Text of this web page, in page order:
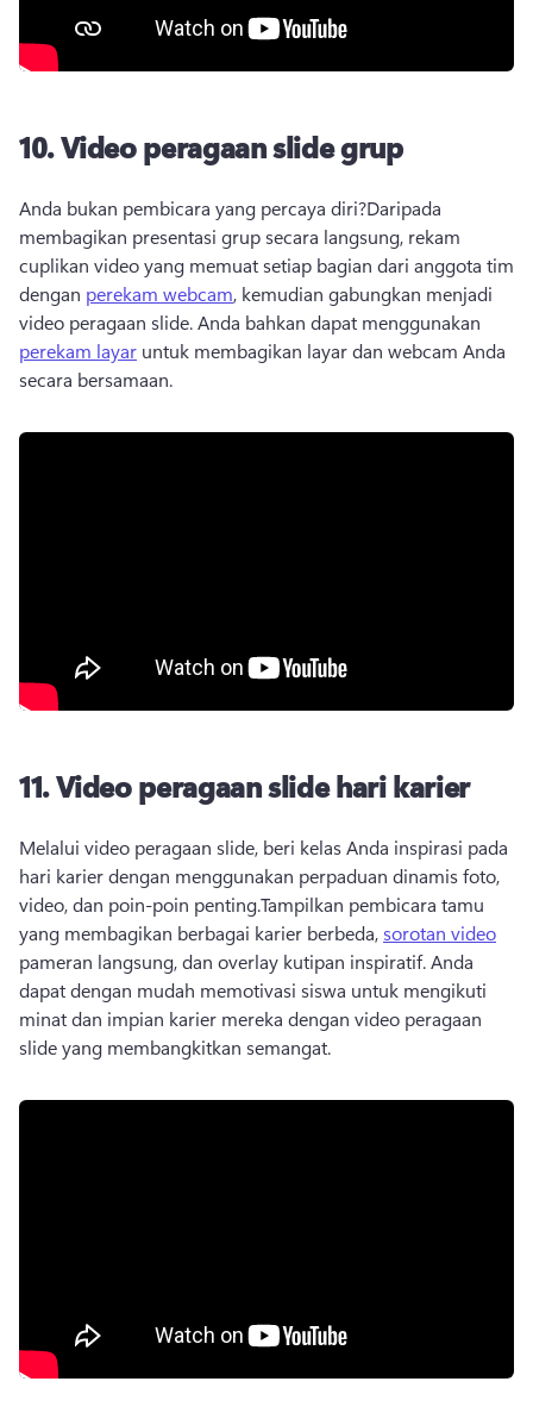
10.Video peragaan slide grup
Anda bukan pembicara yang percaya diri?Daripada
membagikan presentasi grup secara langsung, rekam
cuplikan video yang memuat setiap bagian dari anggota tim
dengan perekam webcam, kemudian gabungkan menjadi
video peragaan slide. Anda bahkan dapat menggunakan
perekam layar untuk membagikan layar dan webcam Anda
secara bersamaan.
11.Video peragaan slide hari karier
Melalui video peragaan slide, beri kelas Anda inspirasi pada
hari karier dengan menggunakan perpaduan dinamis foto,
video, dan poin-poin penting.Tampilkan pembicara tamu
yang membagikan berbagai karier berbeda, sorotan video
pameran langsung, dan overlay kutipan inspiratif. Anda
dapat dengan mudah memotivasi siswa untuk mengikuti
minat dan impian karier mereka dengan video peragaan
slide yang membangkitkan semangat.